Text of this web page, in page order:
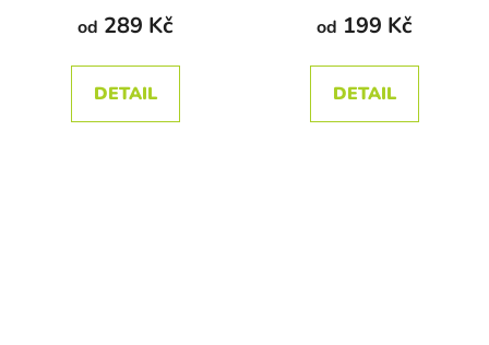
produktu
5,0
z
od 289 Kč
DETAIL
od 199 Kč
DETAIL